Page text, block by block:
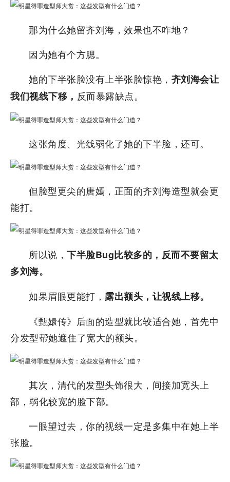
那为什么她留齐刘海，效果也不咋地？
因为她有个方腮。
她的下半张脸没有上半张脸惊艳，齐刘海会让
我们视线下移， 反而暴露缺点。
这张角度、光线弱化了她的下半脸，还可。
但脸型更尖的唐嫣，正面的齐刘海造型就会更
能打。
所以说， 下半脸Bug比较多的，反而不要留太
多刘海。
如果眉眼更能打， 露出额头，让视线上移。
《甄嬛传》后面的造型就比较适合她，首先中
分发型帮她遮住了宽大的额头。
其次，清代的发型头饰很大，间接加宽头上
部，弱化较宽的脸下部。
一眼望过去，你的视线一定是多集中在她上半
张脸。